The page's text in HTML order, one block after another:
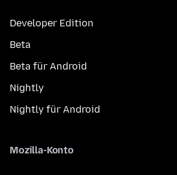
Developer Edition
Beta
Beta für Android
Nightly
Nightly für Android
Mozilla-Konto